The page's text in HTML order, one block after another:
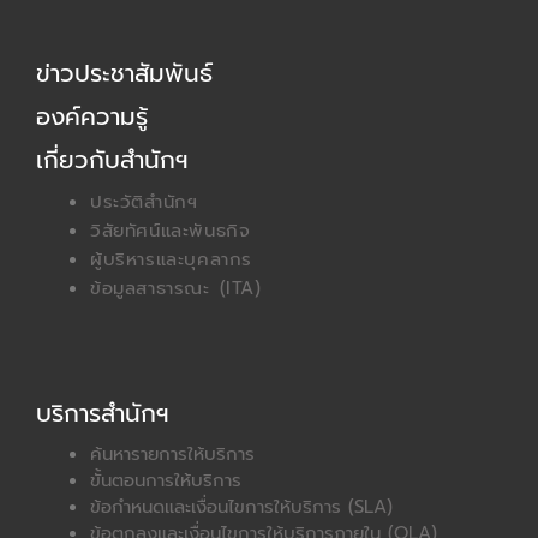
ข่าวประชาสัมพันธ์
องค์ความรู้
เกี่ยวกับสำนักฯ
ประวัติสำนักฯ
วิสัยทัศน์และพันธกิจ
ผู้บริหารและบุคลากร
ข้อมูลสาธารณะ (ITA)
บริการสำนักฯ
ค้นหารายการให้บริการ
ขั้นตอนการให้บริการ
ข้อกำหนดและเงื่อนไขการให้บริการ (SLA)